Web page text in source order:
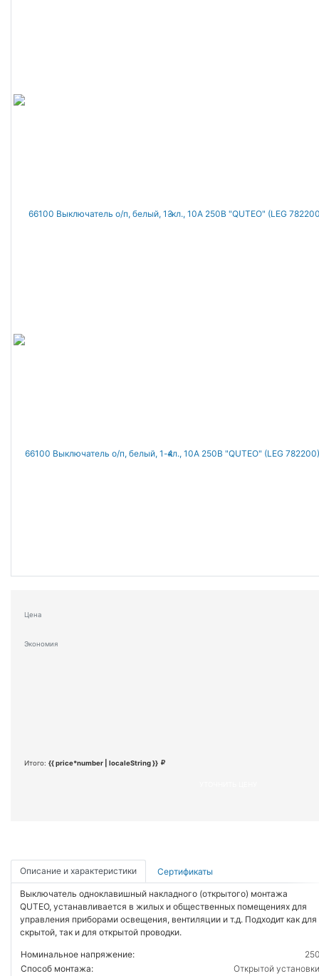
Цена
Экономия
Итого: {{ price*number | localeString }}
Описание и характеристики Сертификаты
Выключатель одноклавишный накладного (открытого) монтажа
QUTEO, устанавливается в жилых и общественных помещениях для
управления приборами освещения, вентиляции и т.д. Подходит как для
скрытой, так и для открытой проводки.
Номинальное напряжение:
250
Способ монтажа:
Открытой установки